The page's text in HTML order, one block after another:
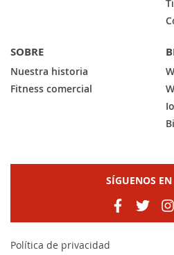
SOBRE
Nuestra historia
Fitness comercial
SÍGUENOS EN
Política de privacidad